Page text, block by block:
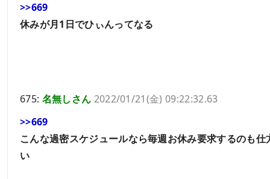
>>669
休みが月1日でひぃんってなる
675: 名無しさん 2022/01/21(金) 09:22:32.63
>>669
こんな過密スケジュールなら毎週お休み要求するのも仕
い